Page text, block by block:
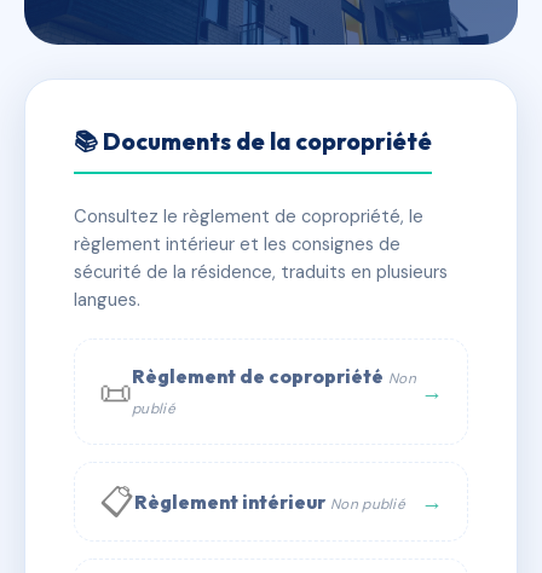
14 AMANDIERS
✓ Immatriculée 🏠 16 lots 🏗 1 bâtiment(s)
📞 Contacter Syndic Digital
📚 Documents de la copropriété
Consultez le règlement de copropriété, le
règlement intérieur et les consignes de
sécurité de la résidence, traduits en plusieurs
langues.
📜Règlement de copropriété Non
publié
→
📋Règlement intérieur Non publié →